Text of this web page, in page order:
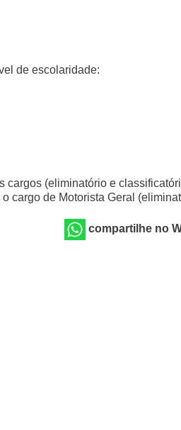
de escolaridade:
cargos (eliminatório e
cargo de Motorista Geral
compartilhe no